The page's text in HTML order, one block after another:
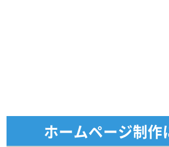
ホームページ制作